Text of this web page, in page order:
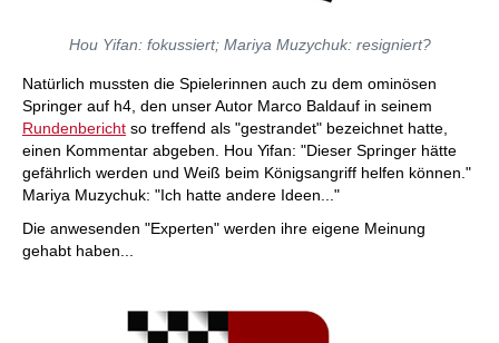
Hou Yifan: fokussiert; Mariya Muzychuk: resigniert?
Natürlich mussten die Spielerinnen auch zu dem ominösen
Springer auf h4, den unser Autor Marco Baldauf in seinem
Rundenbericht so treffend als "gestrandet" bezeichnet hatte,
einen Kommentar abgeben. Hou Yifan: "Dieser Springer hätte
gefährlich werden und Weiß beim Königsangriff helfen können."
Mariya Muzychuk: "Ich hatte andere Ideen..."
Die anwesenden "Experten" werden ihre eigene Meinung
gehabt haben...